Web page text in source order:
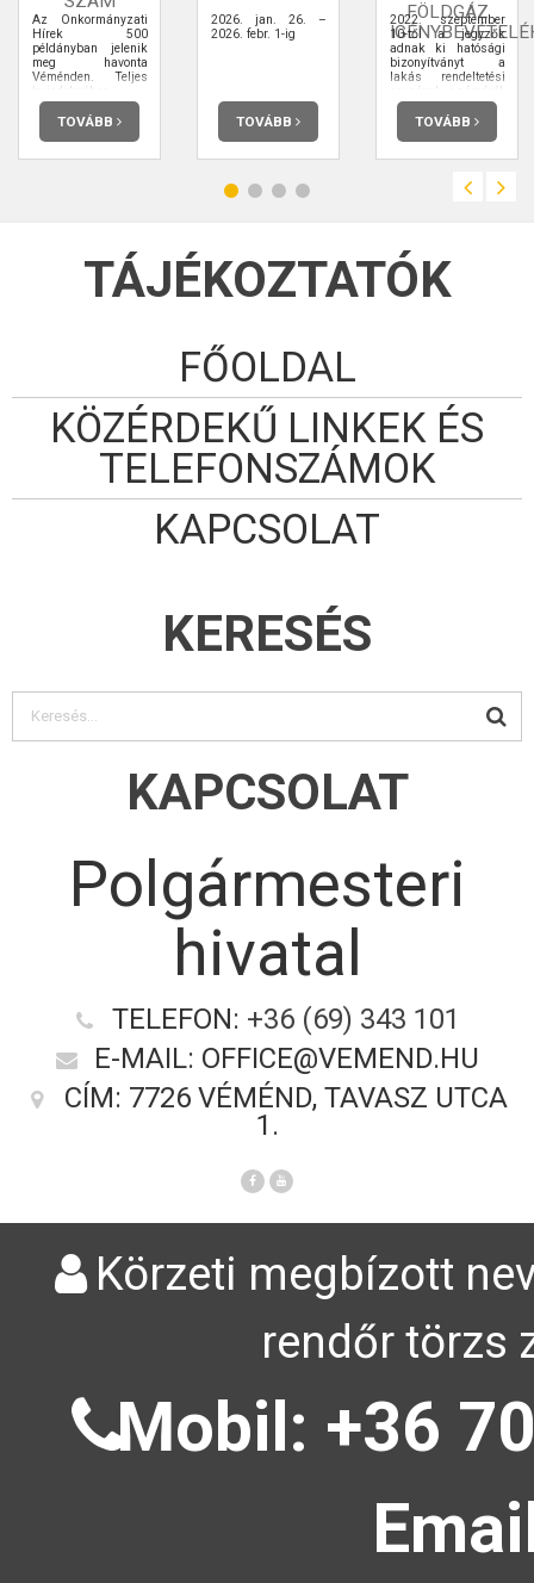
Az Önkormányzati
Hírek 500
példányban jelenik
meg havonta
Véménden. Teljes
terjedelmében
elolvashatja.
TOVÁBB
2026. jan. 26. –
2026. febr. 1-ig
TOVÁBB
FÖLDGÁZ
2022. szeptember
10-től a jegyzők
adnak ki hatósági
bizonyítványt a
lakás rendeltetési
egységek számáról,
ahhoz, hogy a
lakossági fogyasztó
jogszerűen vegyen
kedvezménnyel
TOVÁBB
TÁJÉKOZTATÓK
FŐOLDAL
KÖZÉRDEKŰ LINKEK ÉS
TELEFONSZÁMOK
KAPCSOLAT
KERESÉS
KAPCSOLAT
Polgármesteri
hivatal
TELEFON: +36 (69) 343 101
E-MAIL: OFFICE@VEMEND.HU
CÍM: 7726 VÉMÉND, TAVASZ UTCA
1.
Körzeti megbízott
rendőr törzs
Mobil: +36